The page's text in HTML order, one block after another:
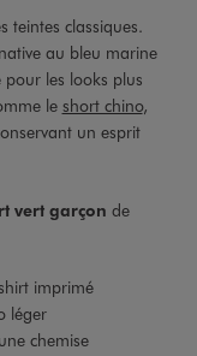
teintes classiques.
au bleu marine
les looks plus
le short chino,
un esprit
vert garçon de
imprimé
léger
chemise